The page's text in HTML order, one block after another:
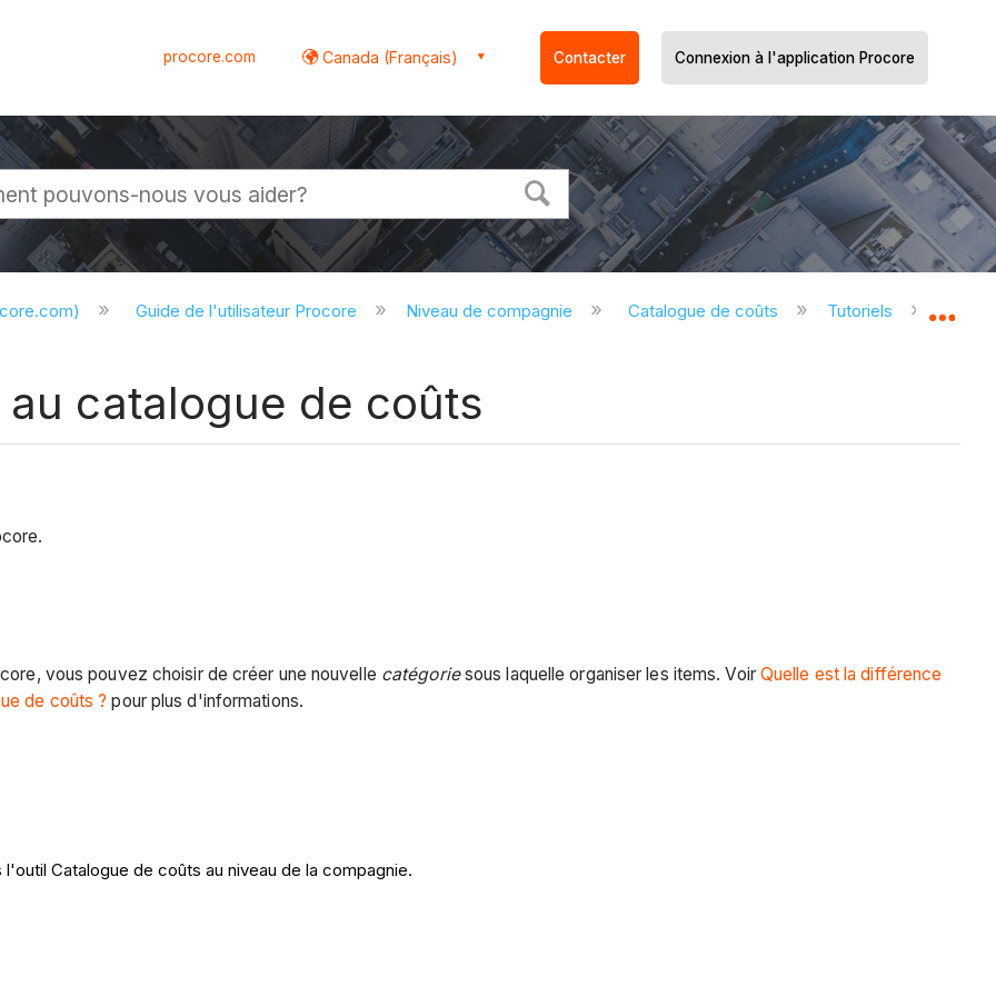
procore.com Canada (Français) Contacter Connexion à l'application Procore
Guide de l'utilisateur Procore Niveau de compagnie Catalogue de coûts Tutoriels
catalogue de coûts
vous pouvez choisir de créer une nouvelle catégoriesous laquelle organiser les items. Voir Quelle est la différence
de coûts ? pour plus d'informations.
Catalogue de coûts au niveau de la compagnie.